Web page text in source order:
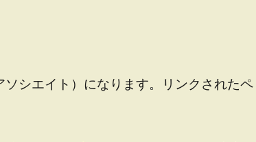
シエイト）になります。リンクされたペ